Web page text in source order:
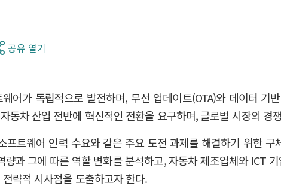
공유 열기
어가 독립적으로 발전하며, 무선 업데이트(OTA)와 데이터 기
동차 산업 전반에 혁신적인 전환을 요구하며, 글로벌 시장의 경
트웨어 인력 수요와 같은 주요 도전 과제를 해결하기 위한
과 그에 따른 역할 변화를 분석하고, 자동차 제조업체와 ICT
략적 시사점을 도출하고자 한다.